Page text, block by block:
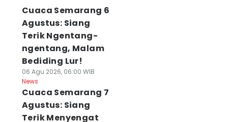
Cuaca Semarang 6
Agustus: Siang
Terik Ngentang-
ngentang, Malam
Bediding Lur!
06 Agu 2026, 06:00 WIB
News
Cuaca Semarang 7
Agustus: Siang
Terik Menyengat